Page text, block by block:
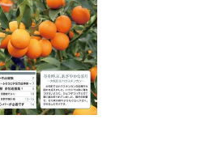
エリア